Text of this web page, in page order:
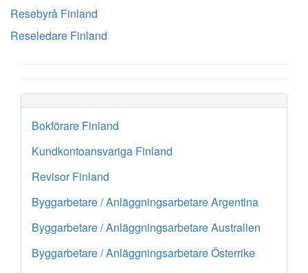
Resebyrå Finland
Reseledare Finland
Bokförare Finland
Kundkontoansvariga Finland
Revisor Finland
Byggarbetare / Anläggningsarbetare Argentina
Byggarbetare / Anläggningsarbetare Australien
Byggarbetare / Anläggningsarbetare Österrike